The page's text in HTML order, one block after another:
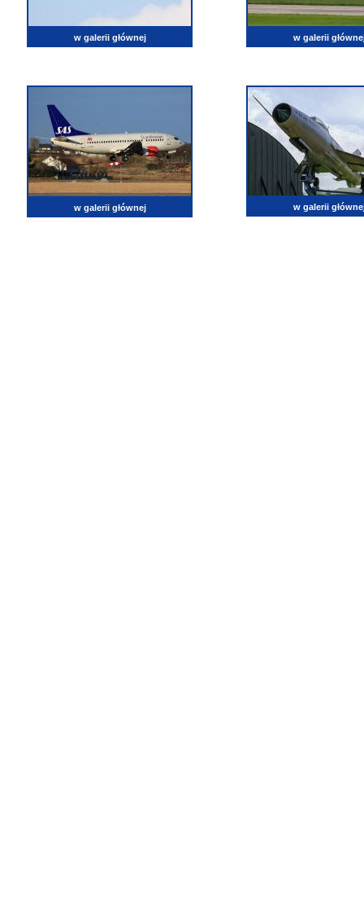
w galerii głównej w galerii
w galerii głównej w galerii